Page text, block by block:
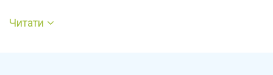
Читати